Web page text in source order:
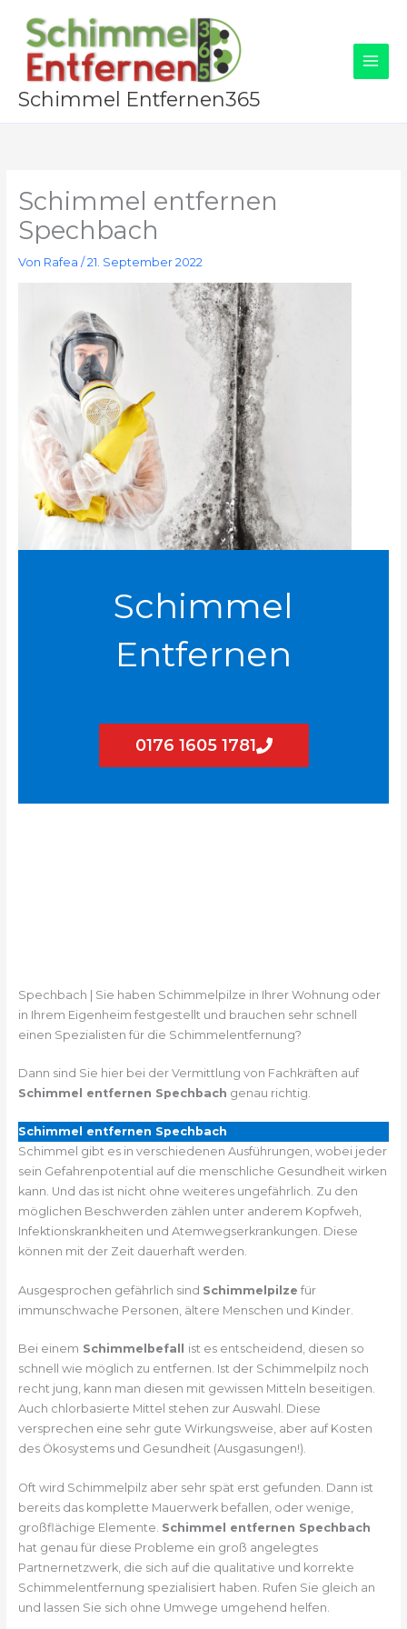
Inhalt
springen
Schimmel Entfernen365
Schimmel entfernen
Spechbach
Von Rafea /21. September 2022
Schimmel
Entfernen
0176 1605 1781
Spechbach | Sie haben Schimmelpilze in Ihrer Wohnung oder
in Ihrem Eigenheim festgestellt und brauchen sehr schnell
einen Spezialisten für die Schimmelentfernung?
Dann sind Sie hier bei der Vermittlung von Fachkräften auf
Schimmel entfernen Spechbach genau richtig.
Schimmel entfernen Spechbach
Schimmel gibt es in verschiedenen Ausführungen, wobei jeder
sein Gefahrenpotential auf die menschliche Gesundheit wirken
kann. Und das ist nicht ohne weiteres ungefährlich. Zu den
möglichen Beschwerden zählen unter anderem Kopfweh,
Infektionskrankheiten und Atemwegserkrankungen. Diese
können mit der Zeit dauerhaft werden.
Ausgesprochen gefährlich sind Schimmelpilze für
immunschwache Personen, ältere Menschen und Kinder.
Bei einem Schimmelbefall ist es entscheidend, diesen so
schnell wie möglich zu entfernen. Ist der Schimmelpilz noch
recht jung, kann man diesen mit gewissen Mitteln beseitigen.
Auch chlorbasierte Mittel stehen zur Auswahl. Diese
versprechen eine sehr gute Wirkungsweise, aber auf Kosten
des Ökosystems und Gesundheit (Ausgasungen!).
Oft wird Schimmelpilz aber sehr spät erst gefunden. Dann ist
bereits das komplette Mauerwerk befallen, oder wenige,
großflächige Elemente. Schimmel entfernen Spechbach
hat genau für diese Probleme ein groß angelegtes
Partnernetzwerk, die sich auf die qualitative und korrekte
Schimmelentfernung spezialisiert haben. Rufen Sie gleich an
und lassen Sie sich ohne Umwege umgehend helfen.